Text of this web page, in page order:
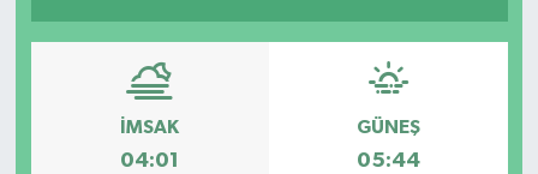
İMSAK
04:01
GÜNEŞ
05:44